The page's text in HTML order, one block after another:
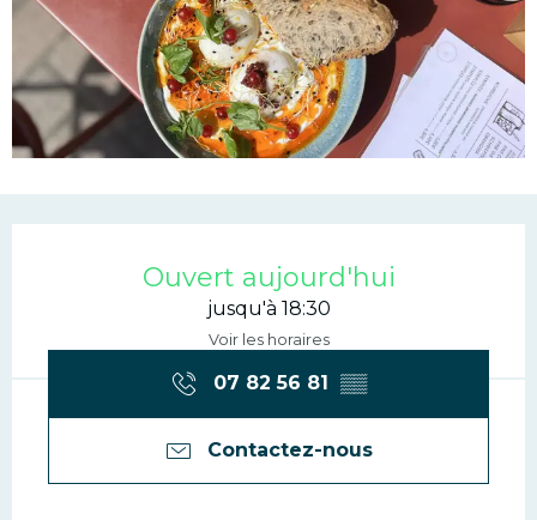
Ouverture et
Ouvert aujourd'hui
jusqu'à 18:30
Voir les horaires
07 82 56 81 ▒▒
Contactez-nous